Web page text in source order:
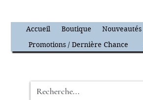
Accueil Boutique Nouveautés
Promotions / Dernière Chance